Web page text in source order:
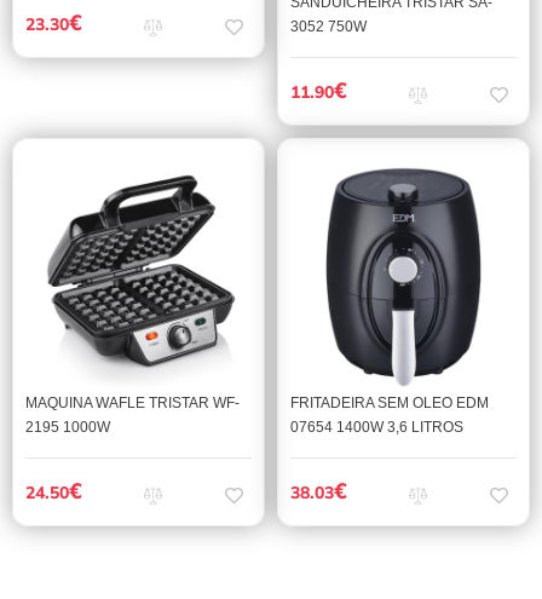
23.30€
3052 750W
11.90€
MAQUINA WAFLE TRISTAR WF-
2195 1000W
24.50€
FRITADEIRA SEM OLEO EDM
07654 1400W 3,6 LITROS
38.03€